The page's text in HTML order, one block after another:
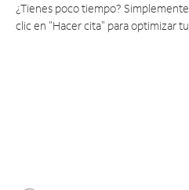
¿Tienes poco tiempo?
clic en "Hacer cita" para optimizar